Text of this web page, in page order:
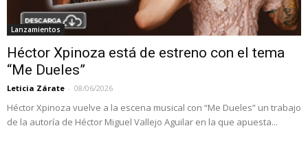
Lanzamientos
Héctor Xpinoza está de estreno con el tema
“Me Dueles”
Leticia Zárate - 08/06/2026
Héctor Xpinoza vuelve a la escena musical con “Me Dueles” un trabajo
de la autoría de Héctor Miguel Vallejo Aguilar en la que apuesta...